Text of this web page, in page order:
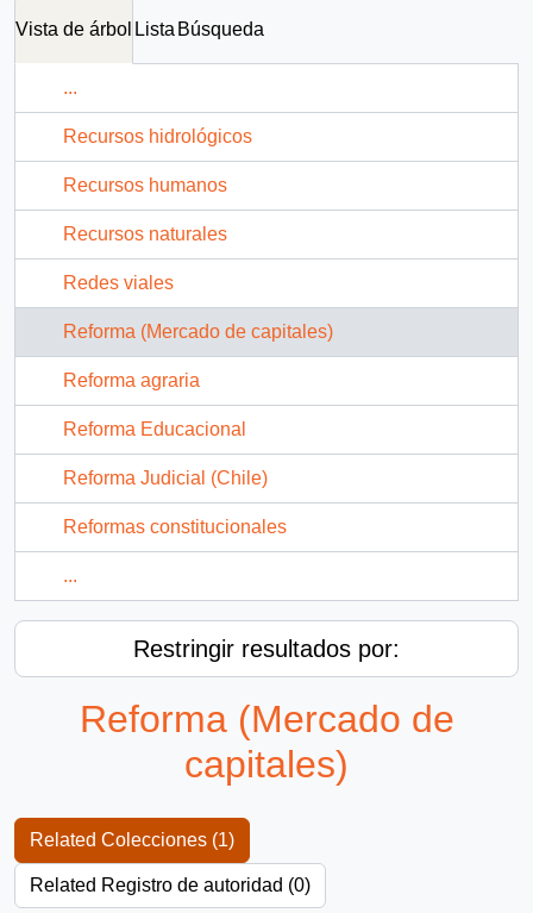
Vista de árbol Lista Búsqueda
...
Recursos hidrológicos
Recursos humanos
Recursos naturales
Redes viales
Reforma (Mercado de capitales)
Reforma agraria
Reforma Educacional
Reforma Judicial (Chile)
Reformas constitucionales
...
Restringir resultados por:
Reforma (Mercado de
capitales)
Related Colecciones (1)
Related Registro de autoridad (0)